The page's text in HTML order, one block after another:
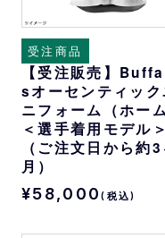
受注商品
【受注販売】
sオーセンティック
ニフォーム（ホーム
＜選手着用モデル＞
（ご注文日から約3
月）
¥58,000(税込)